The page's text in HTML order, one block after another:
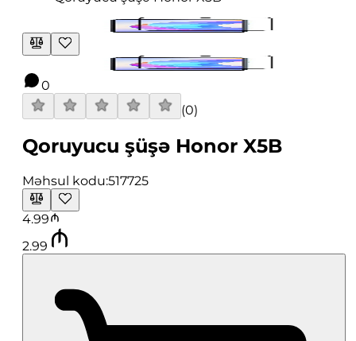
0
(0)
Qoruyucu şüşə Honor X5B
Məhsul kodu:517725
4.99
2.99